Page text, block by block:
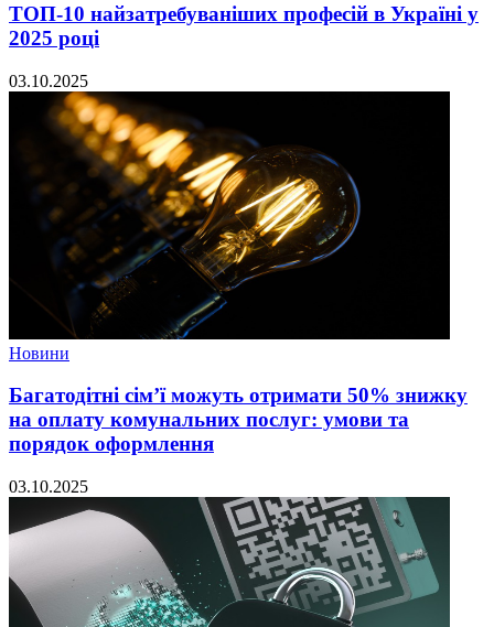
ТОП-10 найзатребуваніших професій в Україні у
2025 році
03.10.2025
Новини
Багатодітні сім’ї можуть отримати 50% знижку
на оплату комунальних послуг: умови та
порядок оформлення
03.10.2025